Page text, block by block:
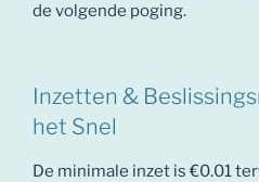
de volgende poging.
Inzetten &
het Snel
De minimale inzet is €0.01